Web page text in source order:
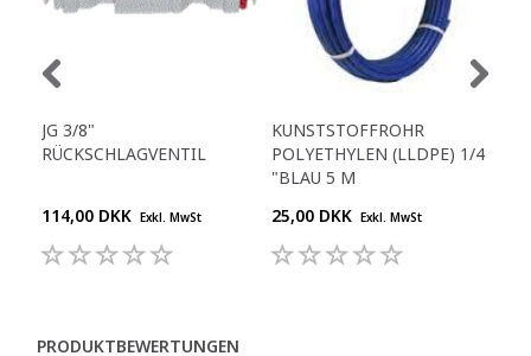
JG 3/8"
RÜCKSCHLAGVENTIL
114,00 DKK Exkl. MwSt
KUNSTSTOFFROHR
POLYETHYLEN (LLDPE) 1/4
"BLAU 5 M
25,00 DKK Exkl. MwSt
PRODUKTBEWERTUNGEN